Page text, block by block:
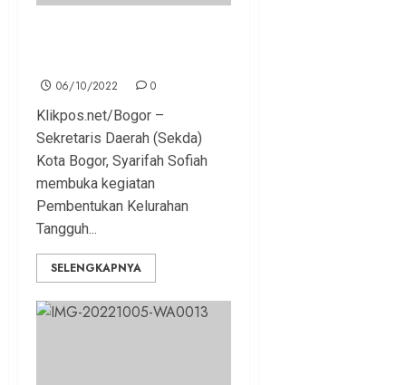
06/10/2022 0
Klikpos.net/Bogor –
Sekretaris Daerah (Sekda)
Kota Bogor, Syarifah Sofiah
membuka kegiatan
Pembentukan Kelurahan
Tangguh...
SELENGKAPNYA